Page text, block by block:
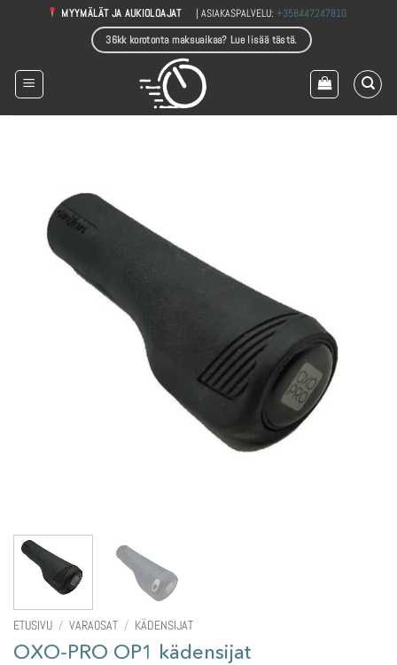
MYYMÄLÄT JA AUKIOLOAJAT | ASIAKASPALVELU:+358447247810
36kk korotonta maksuaikaa? Lue lisää tästä.
ETUSIVU / VARAOSAT / KÄDENSIJAT
OXO-PRO OP1 kädensijat